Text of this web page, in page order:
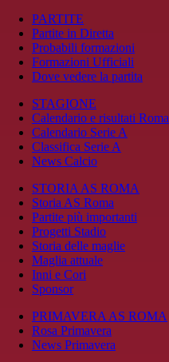
PARTITE
Partite in Diretta
Probabili formazioni
Formazioni Ufficiali
Dove vedere la partita
STAGIONE
Calendario e risultati Roma
Calendario Serie A
Classifica Serie A
News Calcio
STORIA AS ROMA
Storia AS Roma
Partite più importanti
Progetti Stadio
Storia delle maglie
Maglia attuale
Inni e Cori
Sponsor
PRIMAVERA AS ROMA
Rosa Primavera
News Primavera